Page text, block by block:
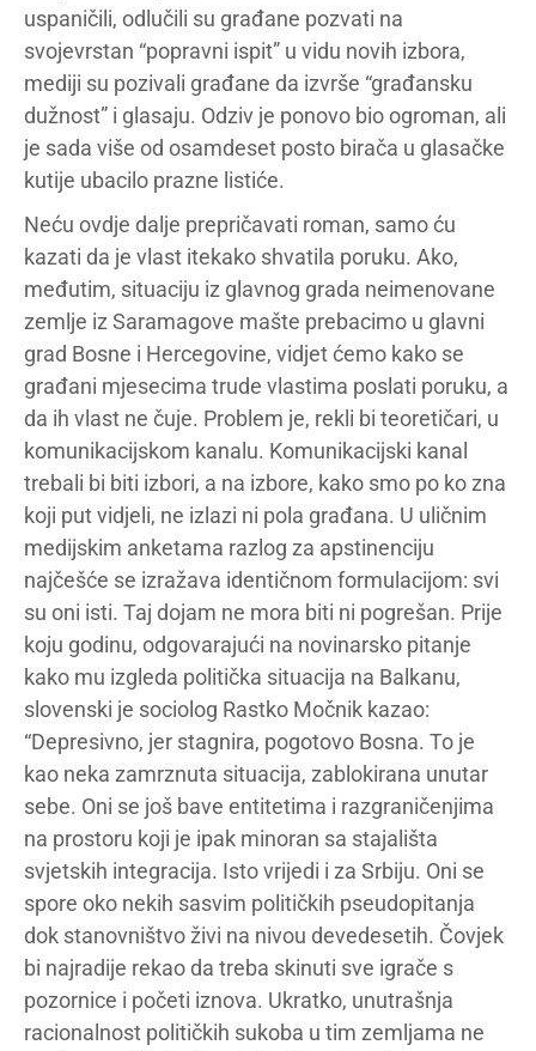
uspaničili, odlučili su građane pozvati na
svojevrstan “popravni ispit” u vidu novih izbora,
mediji su pozivali građane da izvrše “građansku
dužnost” i glasaju. Odziv je ponovo bio ogroman, ali
je sada više od osamdeset posto birača u glasačke
kutije ubacilo prazne listiće.
Neću ovdje dalje prepričavati roman, samo ću
kazati da je vlast itekako shvatila poruku. Ako,
međutim, situaciju iz glavnog grada neimenovane
zemlje iz Saramagove mašte prebacimo u glavni
grad Bosne i Hercegovine, vidjet ćemo kako se
građani mjesecima trude vlastima poslati poruku, a
da ih vlast ne čuje. Problem je, rekli bi teoretičari, u
komunikacijskom kanalu. Komunikacijski kanal
trebali bi biti izbori, a na izbore, kako smo po ko zna
koji put vidjeli, ne izlazi ni pola građana. U uličnim
medijskim anketama razlog za apstinenciju
najčešće se izražava identičnom formulacijom: svi
su oni isti. Taj dojam ne mora biti ni pogrešan. Prije
koju godinu, odgovarajući na novinarsko pitanje
kako mu izgleda politička situacija na Balkanu,
slovenski je sociolog Rastko Močnik kazao:
“Depresivno, jer stagnira, pogotovo Bosna. To je
kao neka zamrznuta situacija, zablokirana unutar
sebe. Oni se još bave entitetima i razgraničenjima
na prostoru koji je ipak minoran sa stajališta
svjetskih integracija. Isto vrijedi i za Srbiju. Oni se
spore oko nekih sasvim političkih pseudopitanja
dok stanovništvo živi na nivou devedesetih. Čovjek
bi najradije rekao da treba skinuti sve igrače s
pozornice i početi iznova. Ukratko, unutrašnja
racionalnost političkih sukoba u tim zemljama ne